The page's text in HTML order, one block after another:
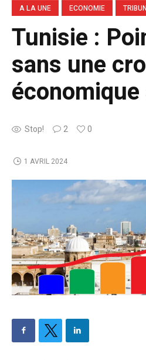
A LA UNE ECONOMIE
Tunisie :
sans une
Stop! 2 0
1 AVRIL 2024